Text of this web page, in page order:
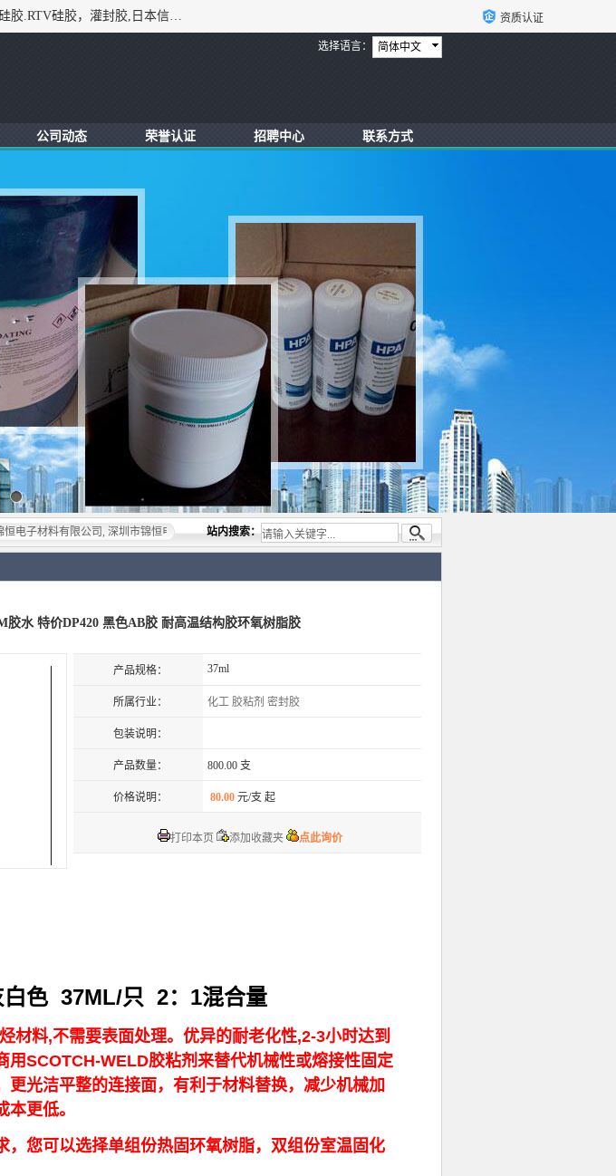
深圳市锦恒电子材料有限公司，专业代理与开发电子与胶粘产品， 美国道康宁(DOW CORNING)硅胶.RTV硅胶，灌封胶,日本信越(ShinEtsu)， 美国通用/东芝(GE/Toshiba)，美国HUMISEAL防潮绝缘胶， 日本小西(KONISHI)胶粘剂，3M,三键，乐泰，日本施敏打硬(CEMEDINE)硅胶，等众多进口品牌. 资质认证
简体中文
选择语言：
公司动态 荣誉认证 招聘中心 联系方式
电子材料有限公司, 深圳市锦恒电子材料有限公司，专业代理与开发电子与胶粘产品， 美国道康宁(DOW CORNING)硅胶.RTV
站内搜索：
胶水 特价DP420 黑色AB胶 耐高温结构胶环氧树脂胶
产品规格： 37ml
所属行业： 化工 胶粘剂 密封胶
包装说明：
产品数量： 800.00 支
价格说明： 80.00 元/支 起
打印本页 添加收藏夹 点此询价
色 37ML/只 2：1混合量
材料,不需要表面处理。优异的耐老化性,2-3小时达到
用SCOTCH-WELD胶粘剂来替代机械性或熔接性固定
更光洁平整的连接面，有利于材料替换，减少机械加
更低。
，您可以选择单组份热固环氧树脂，双组份室温固化